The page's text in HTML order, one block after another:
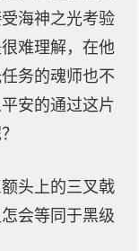
海神之光考验
难理解，在他
务的魂师也不
安的通过这片
头上的三叉戟
会等同于黑级